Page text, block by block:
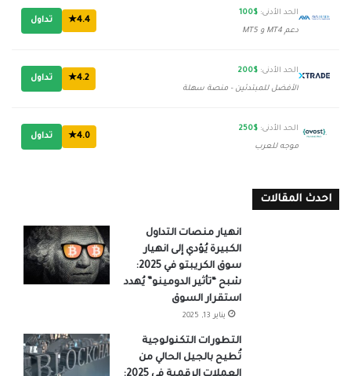
الحد الأدنى: $100
دعم MT4 و MT5
4.4★ تداول
الحد الأدنى: $200
الأفضل للمبتدئين - منصة سهلة
4.2★ تداول
الحد الأدنى: $250
موجه للعرب
4.0★ تداول
احدث المقالات
انهيار منصات التداول
الكبيرة يُؤدي إلى انهيار
سوق الكريبتو في 2025:
شبح “تأثير الدومينو” يُهدد
استقرار السوق
يناير 13, 2025
التطورات التكنولوجية
تُطيح بالجيل الحالي من